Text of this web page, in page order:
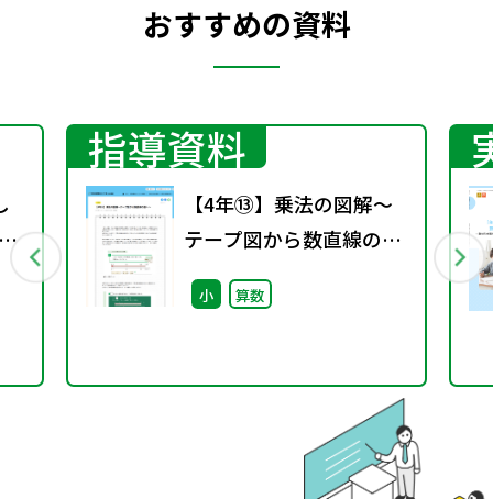
おすすめの資料
指導資料
【4年⑬】乗法の図解～
テープ図から数直線の図
へ～
小 算数